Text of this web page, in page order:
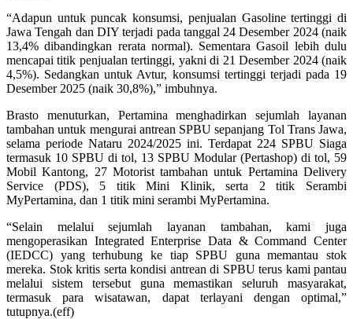
“Adapun untuk puncak konsumsi, penjualan Gasoline tertinggi di
Jawa Tengah dan DIY terjadi pada tanggal 24 Desember 2024 (naik
13,4% dibandingkan rerata normal). Sementara Gasoil lebih dulu
mencapai titik penjualan tertinggi, yakni di 21 Desember 2024 (naik
4,5%). Sedangkan untuk Avtur, konsumsi tertinggi terjadi pada 19
Desember 2025 (naik 30,8%),” imbuhnya.
Brasto menuturkan, Pertamina menghadirkan sejumlah layanan
tambahan untuk mengurai antrean SPBU sepanjang Tol Trans Jawa,
selama periode Nataru 2024/2025 ini. Terdapat 224 SPBU Siaga
termasuk 10 SPBU di tol, 13 SPBU Modular (Pertashop) di tol, 59
Mobil Kantong, 27 Motorist tambahan untuk Pertamina Delivery
Service (PDS), 5 titik Mini Klinik, serta 2 titik Serambi
MyPertamina, dan 1 titik mini serambi MyPertamina.
“Selain melalui sejumlah layanan tambahan, kami juga
mengoperasikan Integrated Enterprise Data & Command Center
(IEDCC) yang terhubung ke tiap SPBU guna memantau stok
mereka. Stok kritis serta kondisi antrean di SPBU terus kami pantau
melalui sistem tersebut guna memastikan seluruh masyarakat,
termasuk para wisatawan, dapat terlayani dengan optimal,”
tutupnya.(eff)